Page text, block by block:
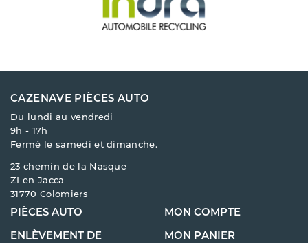
CAZENAVE PIÈCES AUTO
Du lundi au vendredi
9h - 17h
Fermé le samedi et dimanche.
23 chemin de la Nasque
ZI en Jacca
31770 Colomiers
PIÈCES AUTO
ENLÈVEMENT DE
MON COMPTE
MON PANIER